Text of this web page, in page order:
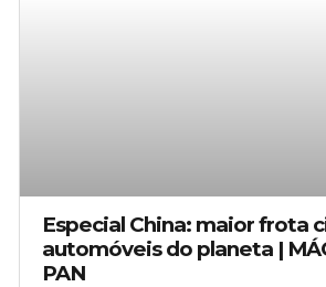
Especial China: maior frota
automóveis do planeta |
PAN